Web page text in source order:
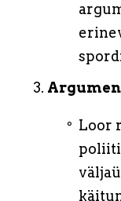
Loor